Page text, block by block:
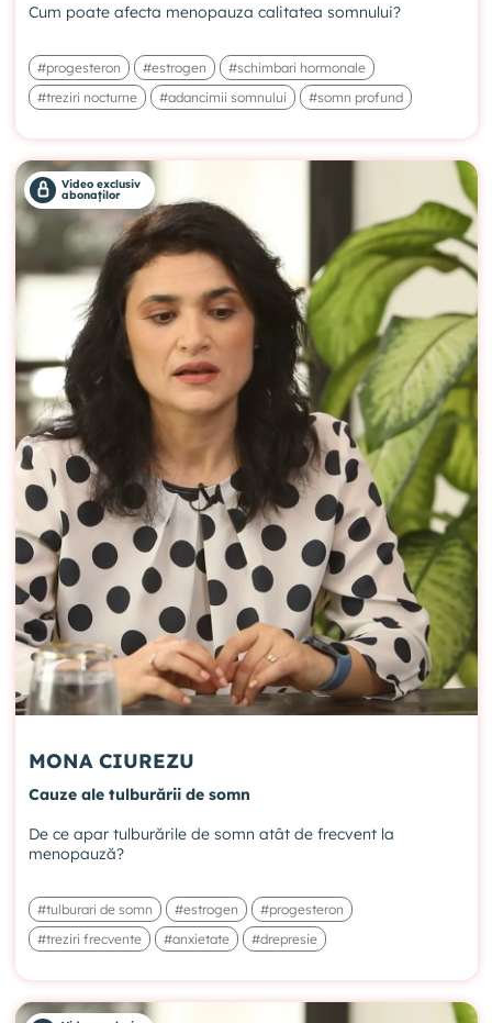
Cum poate afecta menopauza calitatea somnului?
#progesteron #estrogen
#schimbari hormonale
#treziri nocturne
#adancimii somnului #somn profund
Video exclusiv
abonaților
MONA CIUREZU
Cauze ale tulburării de somn
De ce apar tulburările de somn atât de frecvent la
menopauză?
#tulburari de somn #estrogen
#progesteron
#treziri frecvente
#anxietate #drepresie